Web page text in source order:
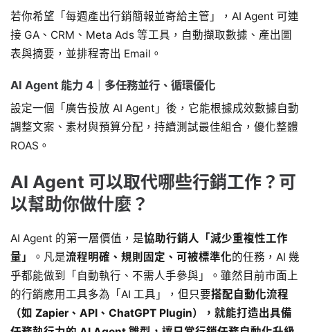
若你希望「每週產出行銷簡報並寄給主管」，AI Agent 可連
接 GA、CRM、Meta Ads 等工具，自動擷取數據、產出圖
表與摘要，並排程寄出 Email。
AI Agent 能力 4｜多任務並行、循環優化
設定一個「廣告投放 AI Agent」後，它能根據成效數據自動
調整文案、素材與預算分配，持續測試最佳組合，優化整體
ROAS。
AI Agent 可以取代哪些行銷工作？可
以幫助你做什麼？
AI Agent 的第一層價值，是協助行銷人「減少重複性工作
量」
。凡是流程明確、規則固定、可被標準化的任務，AI 幾
乎都能做到「自動執行、不需人手參與」。雖然目前市面上
的行銷應用工具多為「AI 工具」，但只要搭配自動化流程
（如 Zapier、API、ChatGPT Plugin），就能打造出具備